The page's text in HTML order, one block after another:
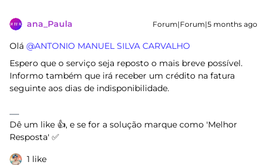
ana_Paula Forum|Forum|5 months ago
Olá ​ @ANTONIO MANUEL SILVA CARVALHO
Espero que o serviço seja reposto o mais breve possível.
Informo também que irá receber um crédito na fatura
seguinte aos dias de indisponibilidade.
Dê um like 👍, e se for a solução marque como 'Melhor
Resposta' ✅
1 like